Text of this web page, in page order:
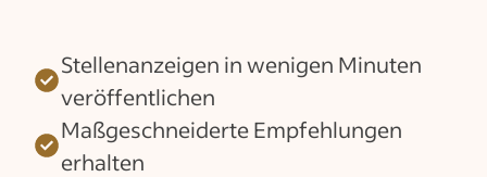
Stellenanzeigen in wenigen Minuten
veröffentlichen
Maßgeschneiderte Empfehlungen
erhalten